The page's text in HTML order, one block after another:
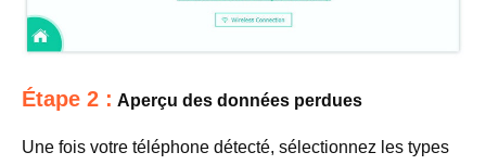
Étape 2 : Aperçu des données perdues
Une fois votre téléphone détecté, sélectionnez les types